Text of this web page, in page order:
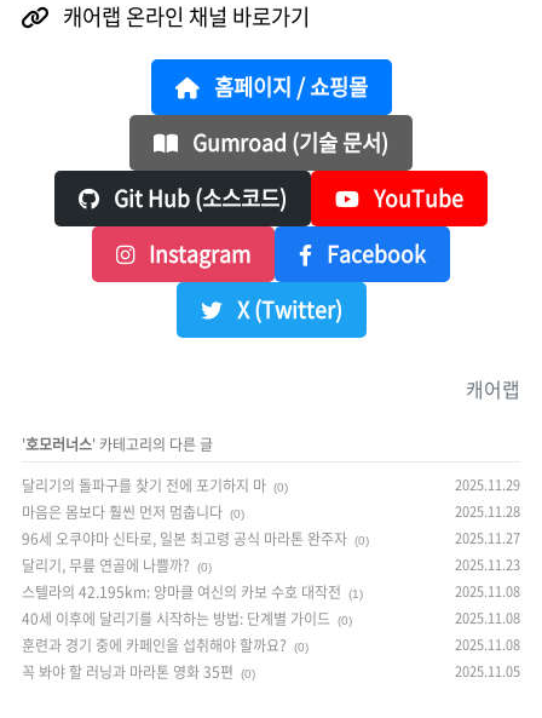
캐어랩 온라인 채널 바로가기
홈페이지 / 쇼핑몰
Gumroad (기술 문서)
Git Hub (소스코드)
YouTube
Instagram
Facebook
X (Twitter)
캐어랩
'호모러너스' 카테고리의 다른 글
달리기의 돌파구를 찾기 전에 포기하지 마 (0) 2025.11.29
마음은 몸보다 훨씬 먼저 멈춥니다 (0) 2025.11.28
96세 오쿠야마 신타로, 일본 최고령 공식 마라톤 완주자 (0) 2025.11.27
달리기, 무릎 연골에 나쁠까? (0) 2025.11.23
스텔라의 42.195km: 양마클 여신의 카보 수호 대작전 (1) 2025.11.08
40세 이후에 달리기를 시작하는 방법: 단계별 가이드 (0) 2025.11.08
훈련과 경기 중에 카페인을 섭취해야 할까요? (0) 2025.11.08
꼭 봐야 할 러닝과 마라톤 영화 35편 (0) 2025.11.05